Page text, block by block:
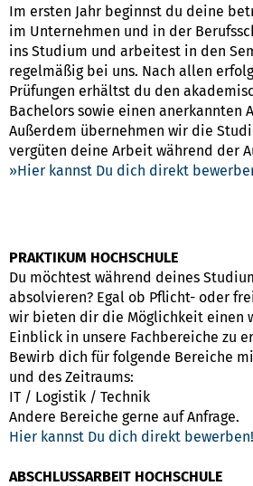
Im ersten Jahr beginnst du deine
im Unternehmen und in der
ins Studium und arbeitest in den
regelmäßig bei uns. Nach allen
Prüfungen erhältst du den
Bachelors sowie einen anerkannten
Außerdem übernehmen wir die
vergüten deine Arbeit während der
Hier kannst Du dich direkt
PRAKTIKUM HOCHSCHULE
Du möchtest während deines
absolvieren? Egal ob Pflicht- oder
wir bieten dir die Möglichkeit einen
Einblick in unsere Fachbereiche zu
Bewirb dich für folgende Bereiche
und des Zeitraums:
IT / Logistik / Technik
Andere Bereiche gerne auf Anfrage.
Hier kannst Du dich direkt bewerben!
ABSCHLUSSARBEIT HOCHSCHULE